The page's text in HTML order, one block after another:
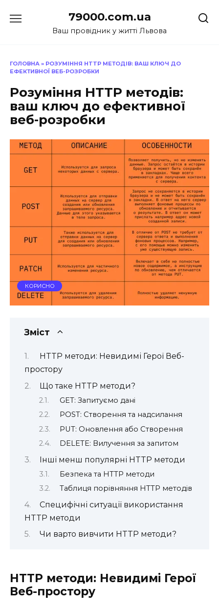
до
79000.com.ua
Ваш провідник у житті Львова
ГОЛОВНА » РОЗУМІННЯ HTTP МЕТОДІВ: ВАШ КЛЮЧ ДО
ЕФЕКТИВНОЇ ВЕБ-РОЗРОБКИ
Розуміння HTTP методів:
ваш ключ до ефективної
веб-розробки
КОРИСНО
Зміст
HTTP методи: Невидимі Герої Веб-
простору
Що таке HTTP методи?
GET: Запитуємо дані
POST: Створення та надсилання
PUT: Оновлення або Створення
DELETE: Вилучення за запитом
Інші менш популярні HTTP методи
Безпека та HTTP методи
Таблиця порівняння HTTP методів
Специфічні ситуації використання
HTTP методи
Чи варто вивчити HTTP методи?
HTTP методи: Невидимі Герої
Веб-простору